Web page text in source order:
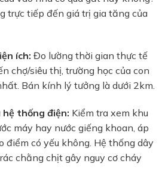
trực tiếp đến giá trị gia tăng của
ích: Đo lường thời gian thực tế
chợ/siêu thị, trường học của con
Bán kính lý tưởng là dưới 2km.
hệ thống điện: Kiểm tra xem khu
máy hay nước giếng khoan, áp
điểm có yếu không. Hệ thống dây
chằng chịt gây nguy cơ cháy